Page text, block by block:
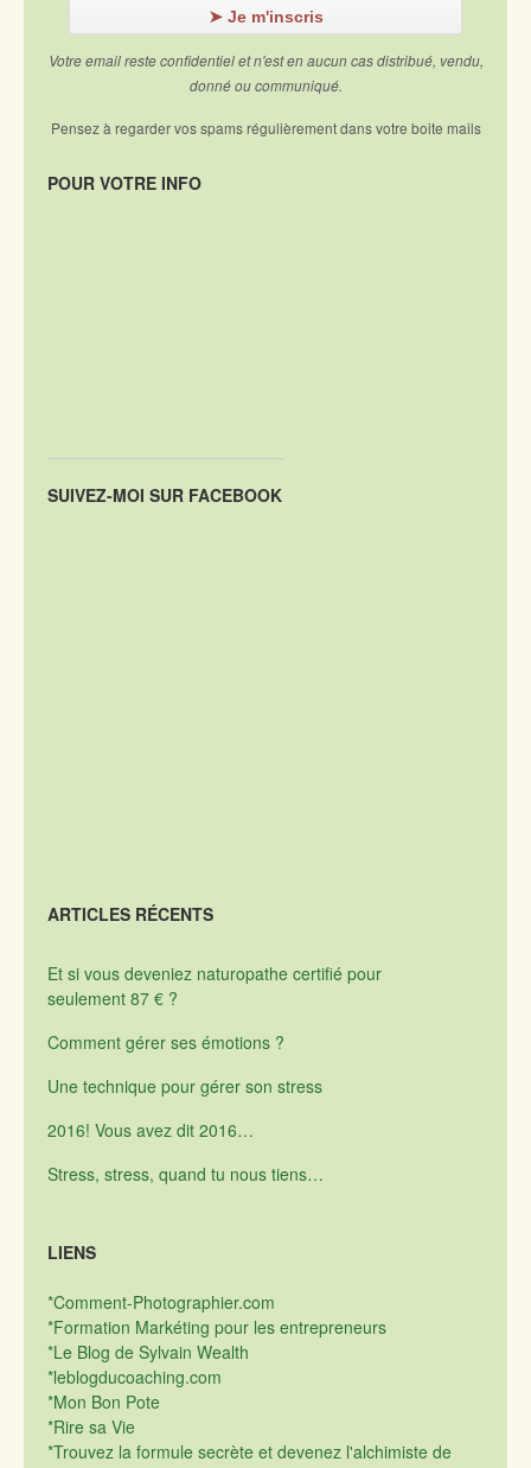
Votre email reste confidentiel et n'est en aucun cas distribué, vendu,
donné ou communiqué.
Pensez à regarder vos spams régulièrement dans votre boite mails
POUR VOTRE INFO
SUIVEZ-MOI SUR FACEBOOK
ARTICLES RÉCENTS
Et si vous deveniez naturopathe certifié pour
seulement 87 € ?
Comment gérer ses émotions ?
Une technique pour gérer son stress
2016! Vous avez dit 2016…
Stress, stress, quand tu nous tiens…
LIENS
*Comment-Photographier.com
*Formation Markéting pour les entrepreneurs
*Le Blog de Sylvain Wealth
*leblogducoaching.com
*Mon Bon Pote
*Rire sa Vie
*Trouvez la formule secrète et devenez l'alchimiste de